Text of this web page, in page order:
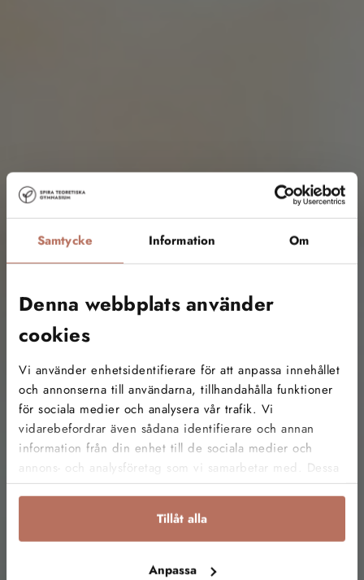
Samtycke Information Om
Denna webbplats använder
cookies
Vi använder enhetsidentifierare för att anpassa innehållet
och annonserna till användarna, tillhandahålla funktioner
för sociala medier och analysera vår trafik. Vi
vidarebefordrar även sådana identifierare och annan
information från din enhet till de sociala medier och
annons- och analysföretag som vi samarbetar med. Dessa
kan i sin tur kombinera informationen med annan
samlat in när du har använt deras tjänster.
Tillåt alla
Anpassa
VÄLJ SKOLA